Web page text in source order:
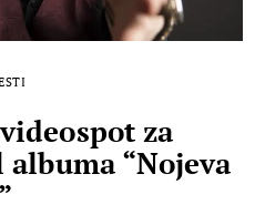
za
“Nojeva